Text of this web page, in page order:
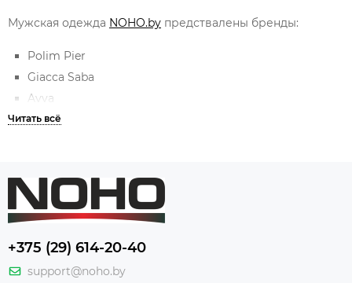
Мужская одежда NOHO.by предствалены бренды:
Polim Pier
Giacca Saba
Avva
Gattoi
брюки мужские зауженные
мужские брюки классические
Модели в большинстве своем отличаются современным
модным дизайном, но есть варианты и классического
+375 (29) 614-20-40
support@noho.by